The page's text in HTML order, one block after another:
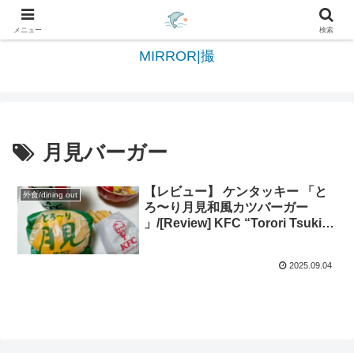
日々を綴る＆写真を切撮る世界へようこそ
MIRROR|撮
月見バーガー
外食/dining out
【レビュー】 ケンタッキー 「と
ろ〜り月見和風カツバーガー
」/[Review] KFC “Torori Tsukimi
2025.09.04
メニュー 検索